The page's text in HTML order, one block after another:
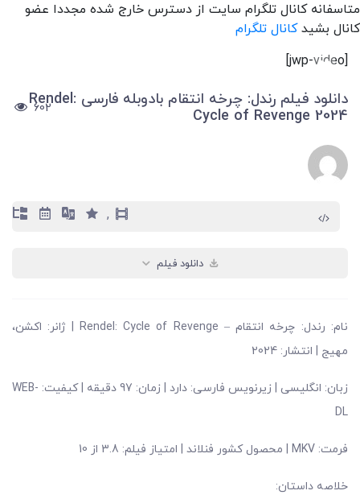
متاسفانه کانال تلگرام سایت از دسترس خارج شده مجددا عضو
کانال بشیدکانال تلگرام
[jwp-video]
دانلود فیلم رندل: چرخه انتقام بادوبله فارسی Rendel:
Cycle of Revenge 2024
602
,
دانلود فیلم
نام: رندل: چرخه انتقام – Rendel: Cycle of Revenge | ژانر: اکشن،
مهیج | انتشار: 2024
زبان: انگلیسی | زیرنویس فارسی: دارد | زمان: 97 دقیقه | کیفیت: WEB-
DL
فرمت: MKV | محصول کشور فنلاند | امتیاز فیلم: 3.8 از 10
خلاصه داستان: